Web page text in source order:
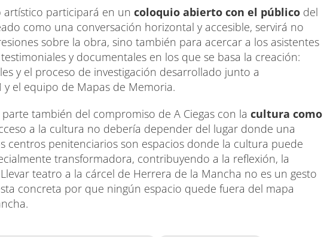
artístico participará en un coloquio abierto con el público del
como una conversación horizontal y accesible, servirá no
sobre la obra, sino también para acercar a los asistentes
y documentales en los que se basa la creación:
y el proceso de investigación desarrollado junto a
y el equipo de Mapas de Memoria.
también del compromiso de A Ciegas con la cultura como
a la cultura no debería depender del lugar donde una
centros penitenciarios son espacios donde la cultura puede
transformadora, contribuyendo a la reflexión, la
teatro a la cárcel de Herrera de la Mancha no es un gesto
concreta por que ningún espacio quede fuera del mapa